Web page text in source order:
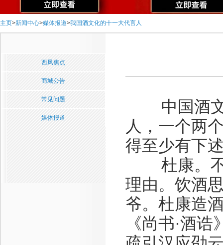
主页>新闻中心>媒体报道>我国酒文化的十一大代言人
西凤焦点
商城公告
常见问题
媒体报道
中国酒文
人，一个两
得至少有下
杜康。不
理由。饮酒
爷。杜康造
《尚书·酒